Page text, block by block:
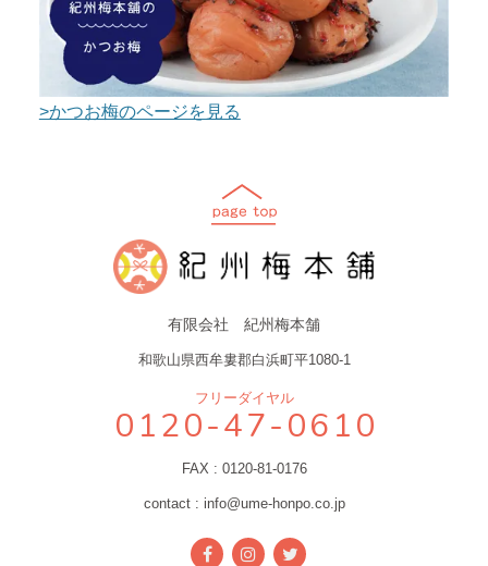
>かつお梅のページを見る
有限会社 紀州梅本舗
和歌山県西牟婁郡白浜町平1080-1
フリーダイヤル
0120-47-0610
FAX : 0120-81-0176
contact : info@ume-honpo.co.jp